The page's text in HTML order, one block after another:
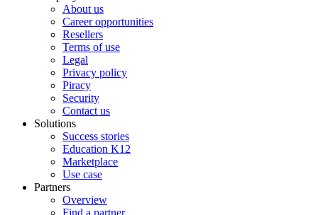
About us
Career opportunities
Resellers
Terms of use
Legal
Privacy policy
Piracy
Security
Contact us
Solutions
Success stories
Education K12
Marketplace
Use case
Partners
Overview